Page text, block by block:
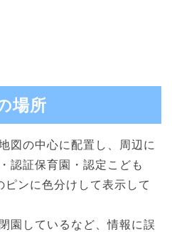
場所
図の中心に配置し、周辺に
認証保育園・認定こども
ピンに色分けして表示して
園しているなど、情報に誤